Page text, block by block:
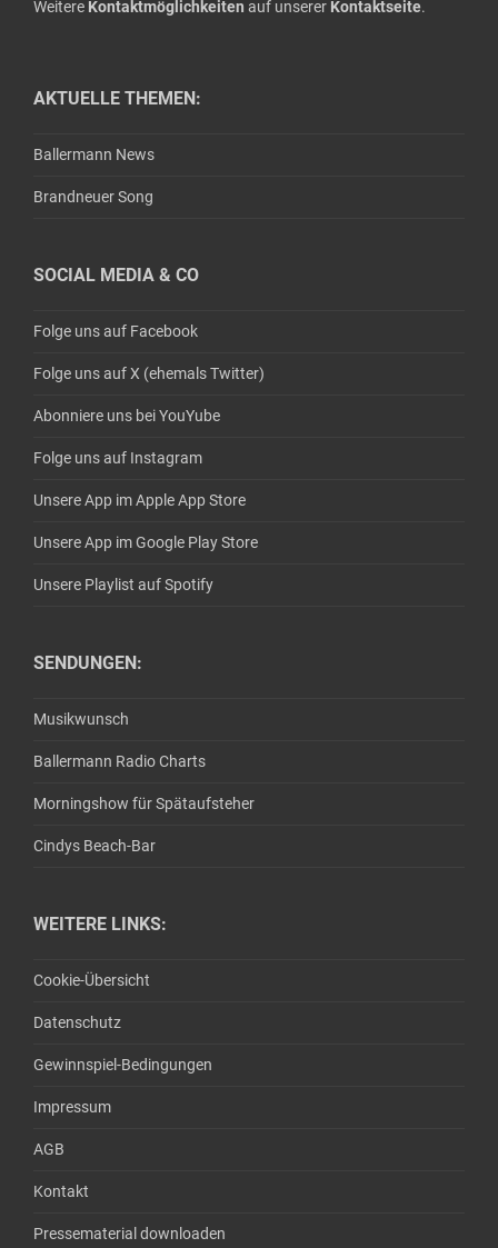
Weitere Kontaktmöglichkeiten auf unserer Kontaktseite.
AKTUELLE THEMEN:
Ballermann News
Brandneuer Song
SOCIAL MEDIA & CO
Folge uns auf Facebook
Folge uns auf X (ehemals Twitter)
Abonniere uns bei YouYube
Folge uns auf Instagram
Unsere App im Apple App Store
Unsere App im Google Play Store
Unsere Playlist auf Spotify
SENDUNGEN:
Musikwunsch
Ballermann Radio Charts
Morningshow für Spätaufsteher
Cindys Beach-Bar
WEITERE LINKS:
Cookie-Übersicht
Datenschutz
Gewinnspiel-Bedingungen
Impressum
AGB
Kontakt
Pressematerial downloaden